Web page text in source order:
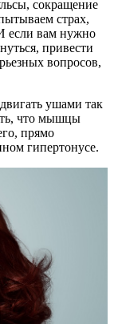
сокращение
страх,
если вам нужно
привести
вопросов,
ушами так
что мышцы
прямо
гипертонусе.